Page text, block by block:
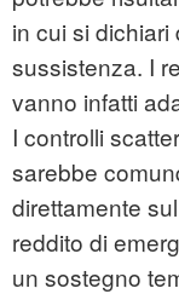
in cui si dichiari
sussistenza. I
vanno infatti
I controlli
sarebbe
direttamente
reddito di
un sostegno